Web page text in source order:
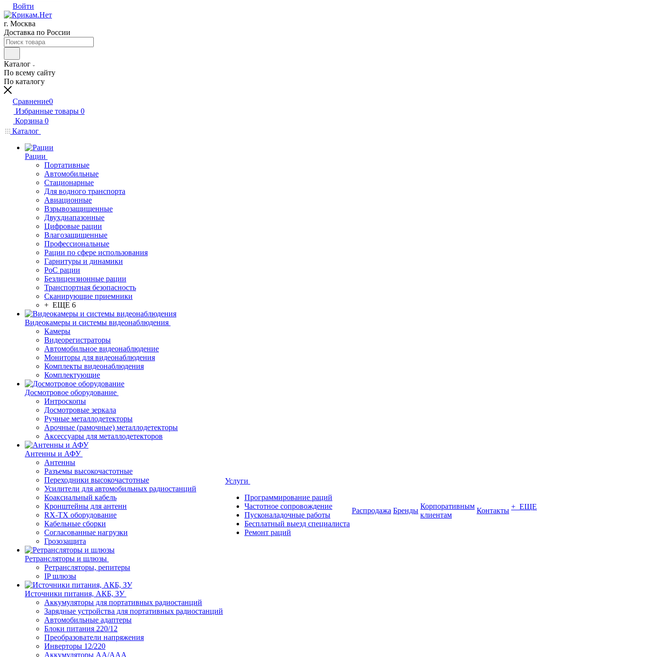
Войти
г. Москва
Доставка по России
Каталог
По всему сайту
По каталогу
Сравнение0
Избранные товары 0
Корзина 0
Каталог
Рации
Портативные
Автомобильные
Стационарные
Для водного транспорта
Авиационные
Взрывозащищенные
Двухдиапазонные
Цифровые рации
Влагозащищенные
Профессиональные
Рации по сфере использования
Гарнитуры и динамики
PoC рации
Безлицензионные рации
Транспортная безопасность
Сканирующие приемники
+ ЕЩЕ 6
Видеокамеры и системы видеонаблюдения
Камеры
Видеорегистраторы
Автомобильное видеонаблюдение
Мониторы для видеонаблюдения
Комплекты видеонаблюдения
Комплектующие
Досмотровое оборудование
Интроскопы
Досмотровые зеркала
Ручные металлодетекторы
Арочные (рамочные) металлодетекторы
Аксессуары для металлодетекторов
Антенны и АФУ
Антенны
Разъемы высокочастотные
Переходники высокочастотные
Усилители для автомобильных радиостанций
Коаксиальный кабель
Кронштейны для антенн
RX-TX оборудование
Кабельные сборки
Согласованные нагрузки
Грозозащита
Ретрансляторы и шлюзы
Ретрансляторы, репитеры
IP шлюзы
Источники питания, АКБ, ЗУ
Аккумуляторы для портативных радиостанций
Зарядные устройства для портативных радиостанций
Автомобильные адаптеры
Блоки питания 220/12
Преобразователи напряжения
Инверторы 12/220
Аккумуляторы АА/ААА
Услуги
Программирование раций
Частотное сопровождение
Пусконаладочные работы
Бесплатный выезд специалиста
Ремонт раций
Распродажа Бренды
Корпоративным
клиентам
Контакты + ЕЩЕ